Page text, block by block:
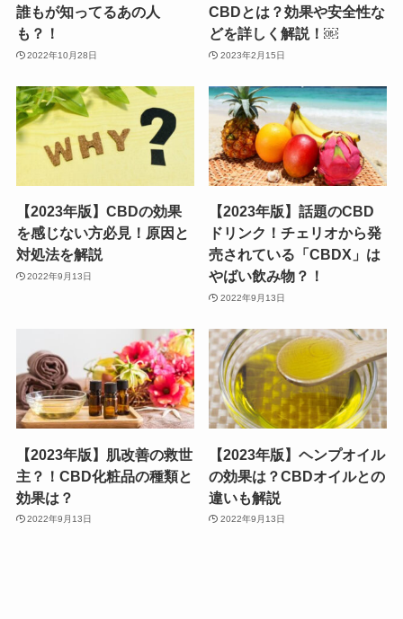
誰もが知ってるあの人
も？！
2022年10月28日
CBDとは？効果や安全性な
どを詳しく解説！￼
2023年2月15日
【2023年版】CBDの効果
を感じない方必見！原因と
対処法を解説
2022年9月13日
【2023年版】話題のCBD
ドリンク！チェリオから発
売されている「CBDX」は
やばい飲み物？！
2022年9月13日
【2023年版】肌改善の救世
主？！CBD化粧品の種類と
効果は？
2022年9月13日
【2023年版】ヘンプオイル
の効果は？CBDオイルとの
違いも解説
2022年9月13日